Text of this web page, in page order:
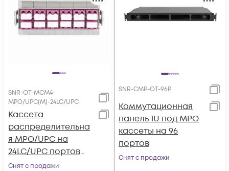
SNR-OT-MCM4-
MPO/UPC(M)-24LC/UPC
Кассета
распределительна
я MPO/UPC на
24LC/UPC портов
OM4 для SNR-CMP-
Снят с продажи
SNR-CMP-OT-96P
Коммутационная
панель 1U под MPO
кассеты на 96
портов
Снят с продажи